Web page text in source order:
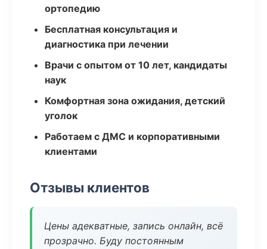
ортопедию
Бесплатная консультация и
диагностика при лечении
Врачи с опытом от 10 лет, кандидаты
наук
Комфортная зона ожидания, детский
уголок
Работаем с ДМС и корпоративными
клиентами
Отзывы клиентов
Цены адекватные, запись онлайн, всё
прозрачно. Буду постоянным